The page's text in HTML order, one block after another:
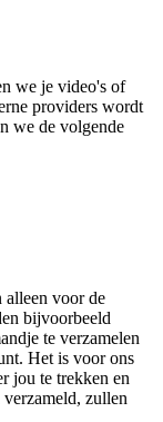
we je video's of
providers wordt
we de volgende
alleen voor de
bijvoorbeeld
te verzamelen
Het is voor ons
jou te trekken en
zullen